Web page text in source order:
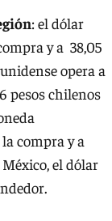
: el dólar
y a 38,05
opera a
pesos chilenos
compra y a
el dólar